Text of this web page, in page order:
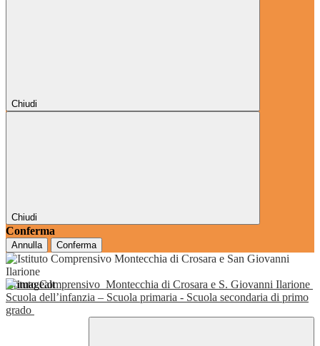
Chiudi
Chiudi
Conferma
Annulla Conferma
Istituto Comprensivo Montecchia di Crosara e S. Giovanni Ilarione
Scuola dell’infanzia – Scuola primaria - Scuola secondaria di primo
grado